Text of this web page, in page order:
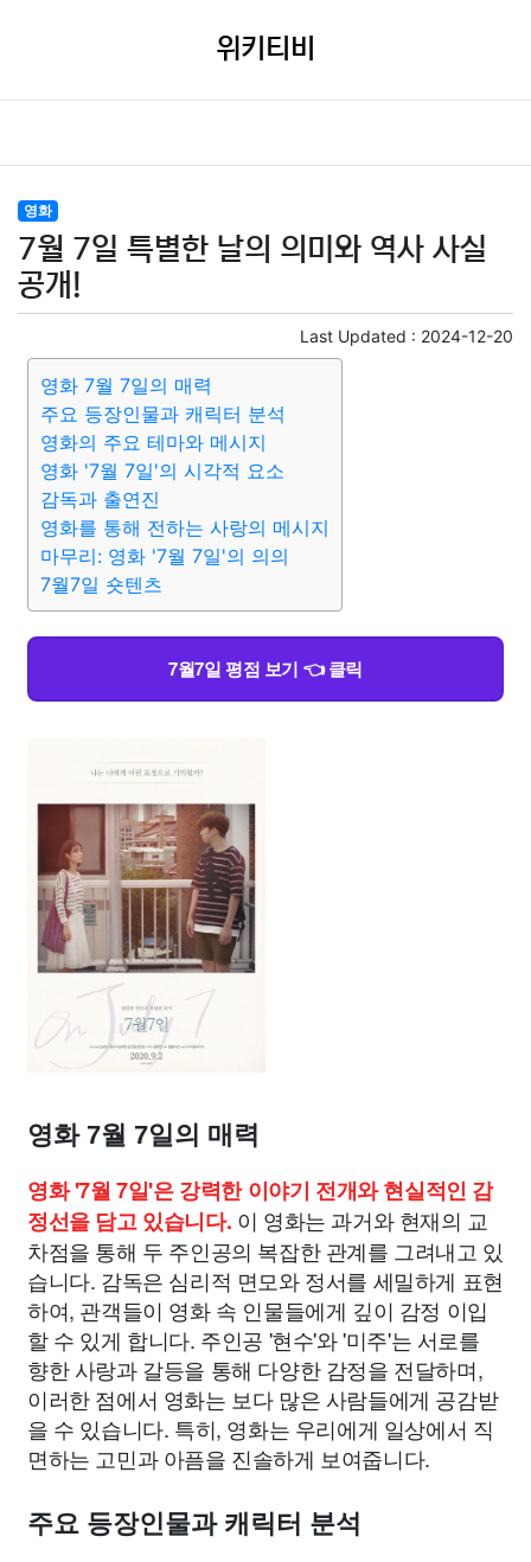
위키티비
영화
7월 7일 특별한 날의 의미와 역사 사실
공개!
Last Updated : 2024-12-20
영화 7월 7일의 매력
주요 등장인물과 캐릭터 분석
영화의 주요 테마와 메시지
영화 '7월 7일'의 시각적 요소
감독과 출연진
영화를 통해 전하는 사랑의 메시지
마무리: 영화 '7월 7일'의 의의
7월7일 숏텐츠
7월7일 평점 보기 👈 클릭
영화 7월 7일의 매력
영화 '7월 7일'은 강력한 이야기 전개와 현실적인 감
정선을 담고 있습니다. 이 영화는 과거와 현재의 교
차점을 통해 두 주인공의 복잡한 관계를 그려내고 있
습니다. 감독은 심리적 면모와 정서를 세밀하게 표현
하여, 관객들이 영화 속 인물들에게 깊이 감정 이입
할 수 있게 합니다. 주인공 '현수'와 '미주'는 서로를
향한 사랑과 갈등을 통해 다양한 감정을 전달하며,
이러한 점에서 영화는 보다 많은 사람들에게 공감받
을 수 있습니다. 특히, 영화는 우리에게 일상에서 직
면하는 고민과 아픔을 진솔하게 보여줍니다.
주요 등장인물과 캐릭터 분석